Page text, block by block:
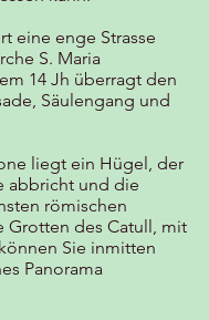
eine enge Strasse
S. Maria
14 Jh überragt den
Säulengang und
liegt ein Hügel, der
abbricht und die
römischen
Grotten des Catull, mit
Sie inmitten
Panorama